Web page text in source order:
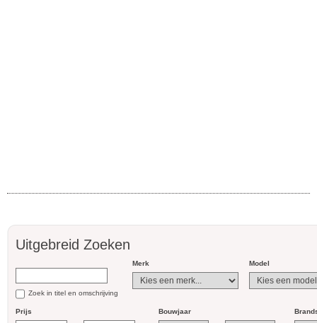
Uitgebreid Zoeken
Zoek in titel en omschrijving
Merk Model
Prijs Bouwjaar